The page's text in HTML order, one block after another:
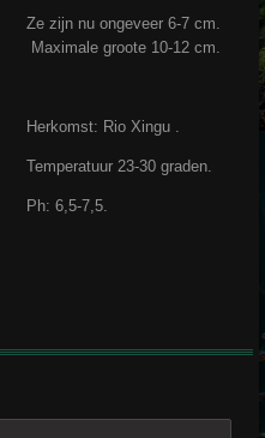
Ze zijn nu ongeveer 6-7 cm.
Maximale groote 10-12 cm.
Herkomst: Rio Xingu .
Temperatuur 23-30 graden.
Ph: 6,5-7,5.